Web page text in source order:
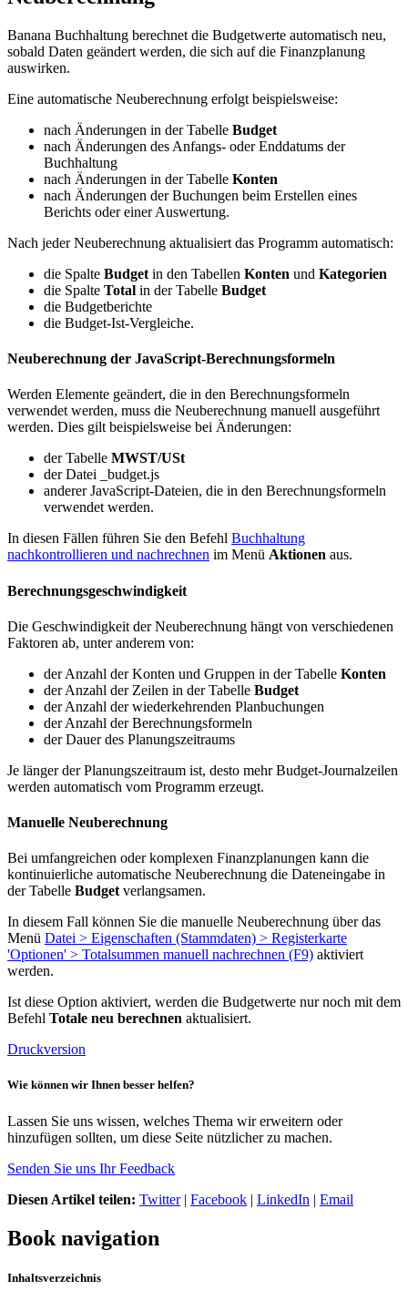
Banana Buchhaltung berechnet die Budgetwerte automatisch neu,
sobald Daten geändert werden, die sich auf die Finanzplanung
auswirken.
Eine automatische Neuberechnung erfolgt beispielsweise:
nach Änderungen in der Tabelle Budget
nach Änderungen des Anfangs- oder Enddatums der
Buchhaltung
nach Änderungen in der Tabelle Konten
nach Änderungen der Buchungen beim Erstellen eines
Berichts oder einer Auswertung.
Nach jeder Neuberechnung aktualisiert das Programm automatisch:
die Spalte Budget in den Tabellen Konten und Kategorien
die Spalte Total in der Tabelle Budget
die Budgetberichte
die Budget-Ist-Vergleiche.
Neuberechnung der JavaScript-Berechnungsformeln
Werden Elemente geändert, die in den Berechnungsformeln
verwendet werden, muss die Neuberechnung manuell ausgeführt
werden. Dies gilt beispielsweise bei Änderungen:
der Tabelle MWST/USt
der Datei _budget.js
anderer JavaScript-Dateien, die in den Berechnungsformeln
verwendet werden.
In diesen Fällen führen Sie den Befehl Buchhaltung
nachkontrollieren und nachrechnen im Menü Aktionen aus.
Berechnungsgeschwindigkeit
Die Geschwindigkeit der Neuberechnung hängt von verschiedenen
Faktoren ab, unter anderem von:
der Anzahl der Konten und Gruppen in der Tabelle Konten
der Anzahl der Zeilen in der Tabelle Budget
der Anzahl der wiederkehrenden Planbuchungen
der Anzahl der Berechnungsformeln
der Dauer des Planungszeitraums
Je länger der Planungszeitraum ist, desto mehr Budget-Journalzeilen
werden automatisch vom Programm erzeugt.
Manuelle Neuberechnung
Bei umfangreichen oder komplexen Finanzplanungen kann die
kontinuierliche automatische Neuberechnung die Dateneingabe in
der Tabelle Budget verlangsamen.
In diesem Fall können Sie die manuelle Neuberechnung über das
Menü Datei > Eigenschaften (Stammdaten) > Registerkarte
'Optionen' > Totalsummen manuell nachrechnen (F9) aktiviert
werden.
Ist diese Option aktiviert, werden die Budgetwerte nur noch mit dem
Befehl Totale neu berechnen aktualisiert.
Druckversion
Wie können wir Ihnen besser helfen?
Lassen Sie uns wissen, welches Thema wir erweitern oder
hinzufügen sollten, um diese Seite nützlicher zu machen.
Senden Sie uns Ihr Feedback
Diesen Artikel teilen: Twitter| Facebook | LinkedIn | Email
Book navigation
Inhaltsverzeichnis